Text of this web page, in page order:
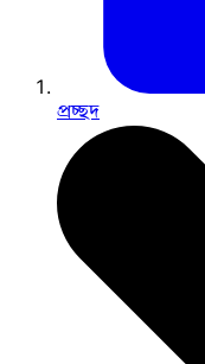
প্রচ্ছদ